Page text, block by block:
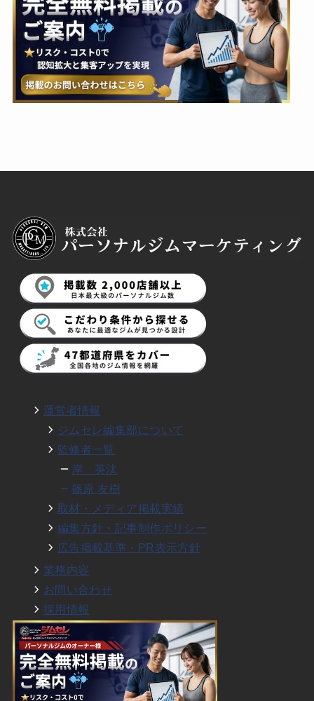
運営者情報
ジムセレ編集部について
監修者一覧
岸 英汰
篠原 友樹
取材・メディア掲載実績
編集方針・記事制作ポリシー
広告掲載基準・PR表示方針
業務内容
お問い合わせ
採用情報